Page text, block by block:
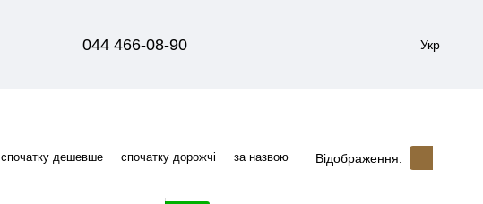
044 466-08-90 Укр
спочатку дешевше спочатку дорожчі за назвою Відображення: